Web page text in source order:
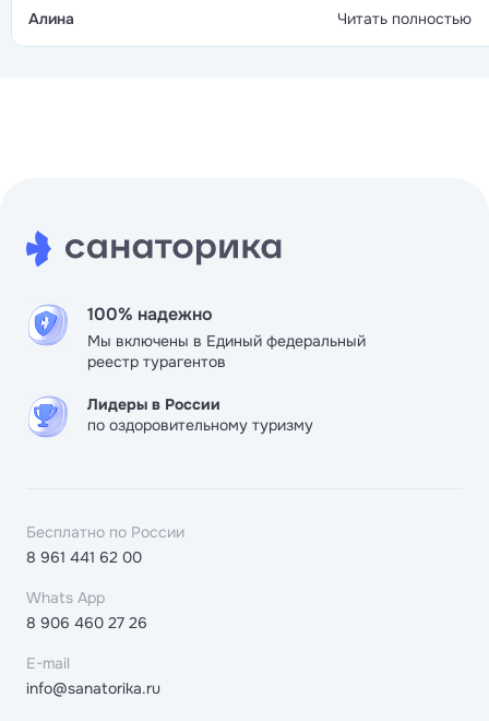
стандартное, после осмотра врача назначают
Алина Читать полностью
100% надежно
Мы включены в Единый федеральный
реестр турагентов
Лидеры в России
по оздоровительному туризму
Бесплатно по России
8 961 441 62 00
Whats App
8 906 460 27 26
E-mail
info@sanatorika.ru